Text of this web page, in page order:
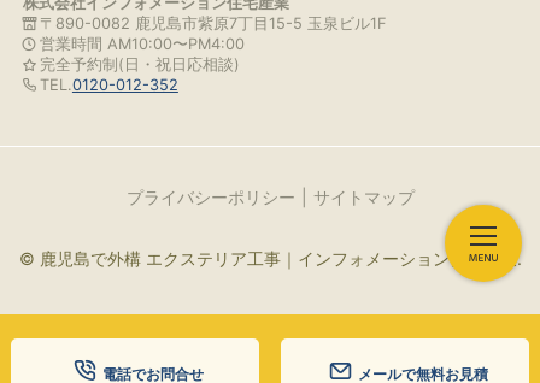
電話でお問合せ メールで無料お見積
〒890-0082 鹿児島市紫原7丁目15-5 玉泉ビル1F
営業時間 AM10:00〜PM4:00
完全予約制(日・祝日応相談)
TEL.0120-012-352
プライバシーポリシー サイトマップ
© 鹿児島で外構 エクステリア工事｜インフォメーション住宅産業.